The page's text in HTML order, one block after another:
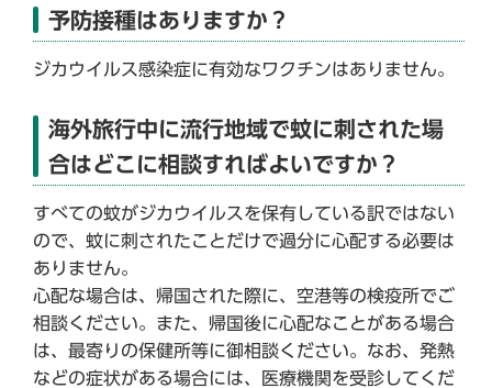
予防接種はありますか？
ジカウイルス感染症に有効なワクチンはありません。
海外旅行中に流行地域で蚊に刺された場
合はどこに相談すればよいですか？
すべての蚊がジカウイルスを保有している訳ではない
ので、蚊に刺されたことだけで過分に心配する必要は
ありません。
心配な場合は、帰国された際に、空港等の検疫所でご
相談ください。また、帰国後に心配なことがある場合
は、最寄りの保健所等に御相談ください。なお、発熱
などの症状がある場合には、医療機関を受診してくだ